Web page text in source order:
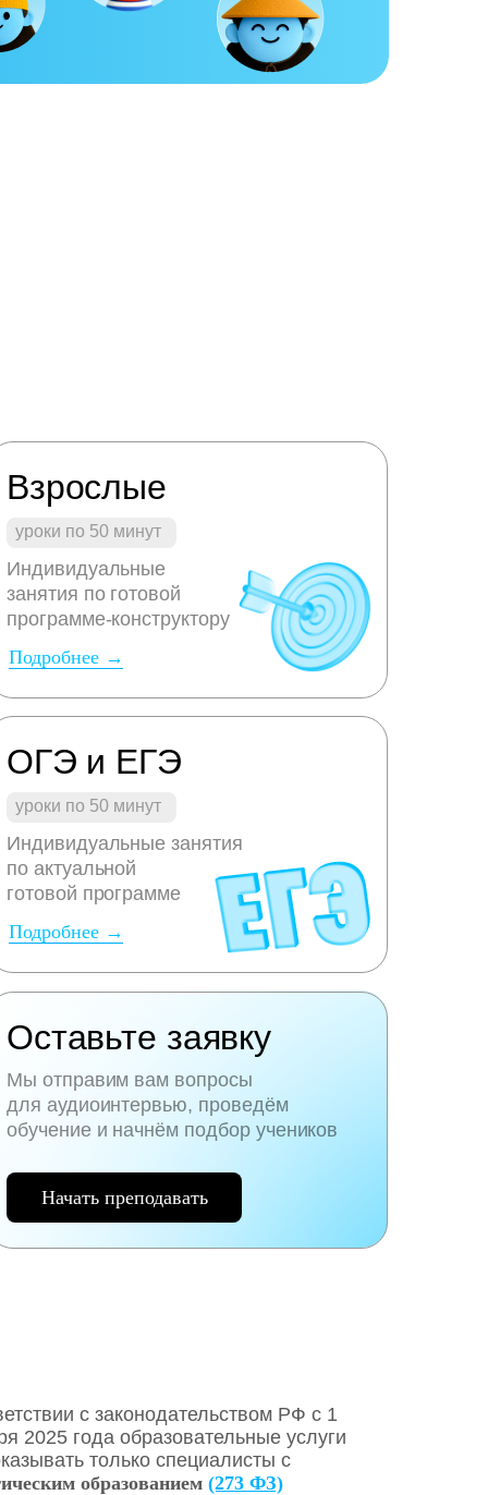
Мы отправим вам вопросы
для аудиоинтервью, проведём
обучение и начнём подбор учеников
Оставьте заявку
Подробнее →
ОГЭ и ЕГЭ
уроки по 50 минут
Индивидуальные занятия
по актуальной
готовой программе
Подробнее →
Индивидуальные
занятия по готовой
программе-конструктору
уроки по 50 минут
Взрослые
Начать преподавать
с законодательством РФ c 1
2025 года образовательные услуги
только специалисты с
образованием (273 ФЗ)